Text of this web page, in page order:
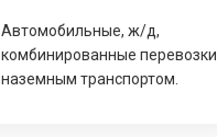
Автомобильные, ж/д,
комбинированные перевозки
наземным транспортом.